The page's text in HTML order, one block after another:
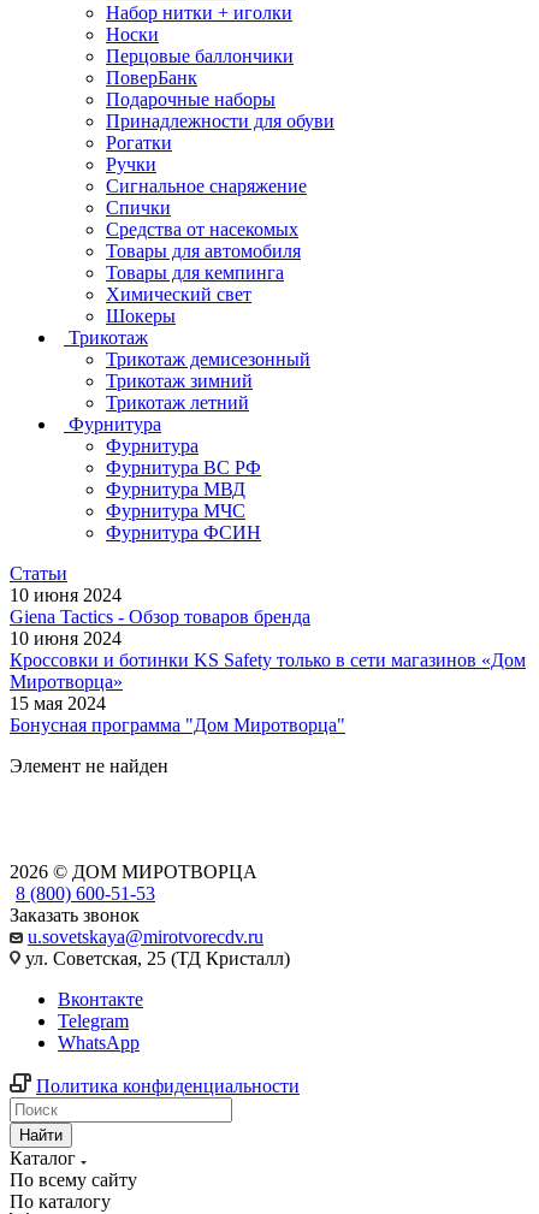
Набор нитки + иголки
Носки
Перцовые баллончики
ПоверБанк
Подарочные наборы
Принадлежности для обуви
Рогатки
Ручки
Сигнальное снаряжение
Спички
Средства от насекомых
Товары для автомобиля
Товары для кемпинга
Химический свет
Шокеры
Трикотаж
Трикотаж демисезонный
Трикотаж зимний
Трикотаж летний
Фурнитура
Фурнитура
Фурнитура ВС РФ
Фурнитура МВД
Фурнитура МЧС
Фурнитура ФСИН
Статьи
10 июня 2024
Giena Tactics - Обзор товаров бренда
10 июня 2024
Кроссовки и ботинки KS Safety только в сети магазинов «Дом
Миротворца»
15 мая 2024
Бонусная программа "Дом Миротворца"
Элемент не найден
2026 © ДОМ МИРОТВОРЦА
8 (800) 600-51-53
Заказать звонок
u.sovetskaya@mirotvorecdv.ru
ул. Советская, 25 (ТД Кристалл)
Вконтакте
Telegram
WhatsApp
Политика конфиденциальности
Найти
Каталог
По всему сайту
По каталогу